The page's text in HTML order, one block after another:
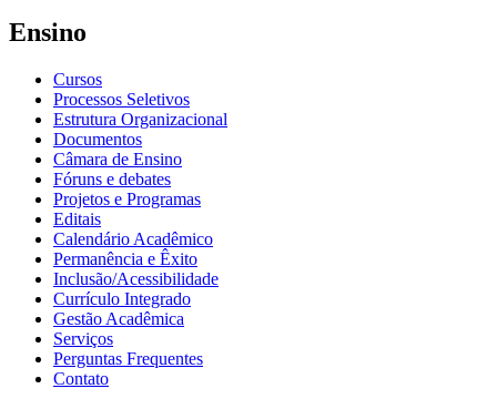
Ensino
Cursos
Processos Seletivos
Estrutura Organizacional
Documentos
Câmara de Ensino
Fóruns e debates
Projetos e Programas
Editais
Calendário Acadêmico
Permanência e Êxito
Inclusão/Acessibilidade
Currículo Integrado
Gestão Acadêmica
Serviços
Perguntas Frequentes
Contato